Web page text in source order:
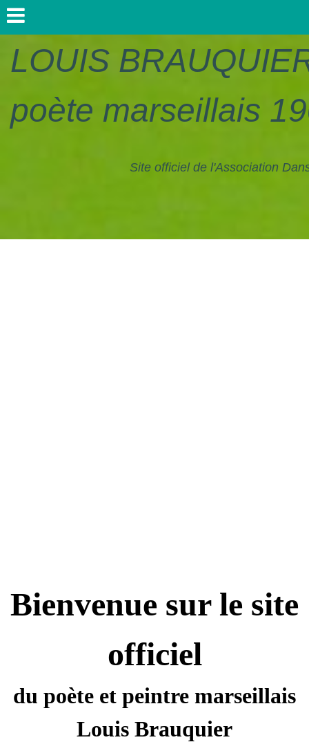
LOUIS
poète marseillais
Site officiel de l'Association
Bienvenue sur le site
officiel
du poète et peintre marseillais
Louis Brauquier